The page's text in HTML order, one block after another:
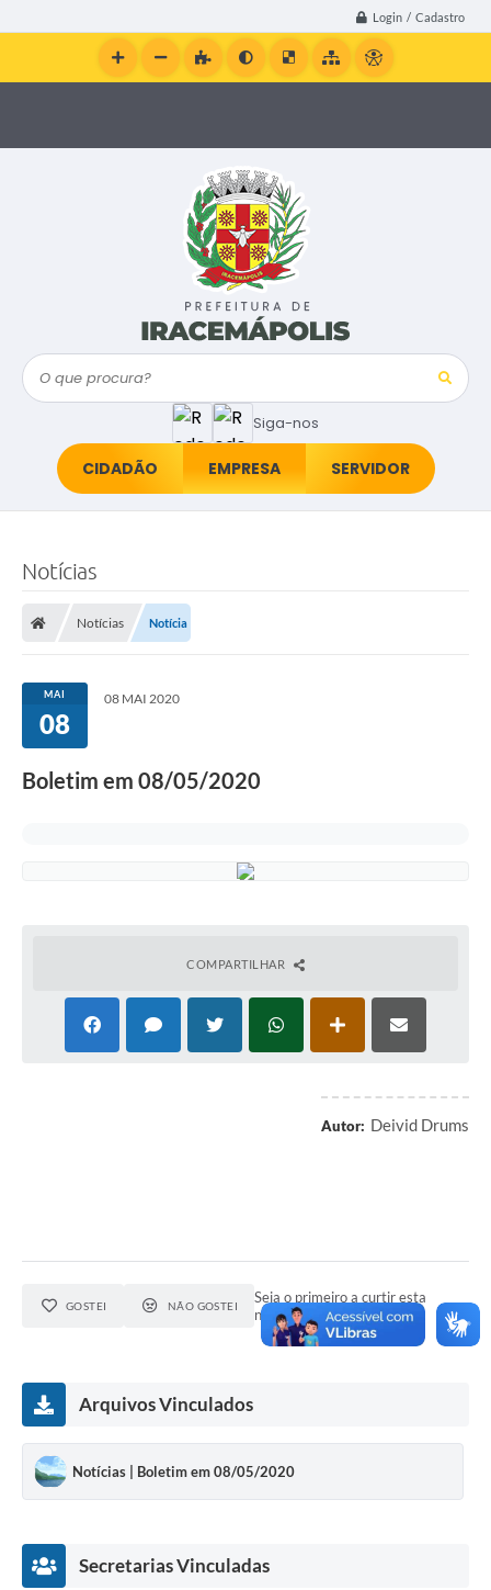
Login / Cadastro
Siga-nos
O que procura?
CIDADÃO EMPRESA SERVIDOR
Notícias
Notícias Notícia
MAI
08
08 MAI 2020
Boletim em 08/05/2020
COMPARTILHAR
Autor: Deivid Drums
GOSTEI NÃO GOSTEI
Seja o primeiro a curtir esta
notícia.
Arquivos Vinculados
Notícias | Boletim em 08/05/2020
Secretarias Vinculadas